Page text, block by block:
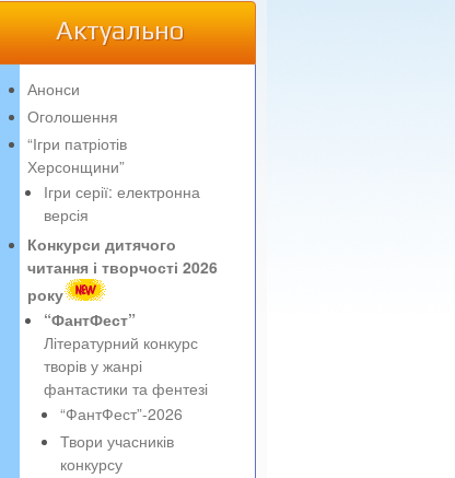
Актуально
Анонси
Оголошення
“Ігри патріотів
Херсонщини”
Ігри серії: електронна
версія
Конкурси дитячого
читання і творчості 2026
року
“ФантФест”
Літературний конкурс
творів у жанрі
фантастики та фентезі
“ФантФест”-2026
Твори учасників
конкурсу